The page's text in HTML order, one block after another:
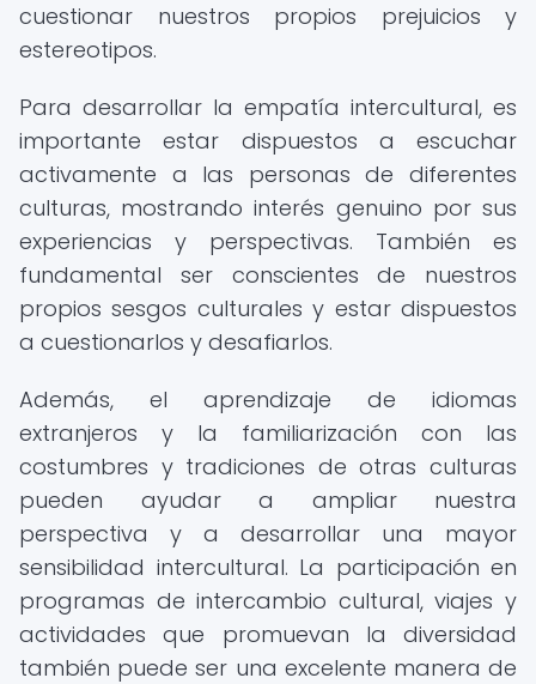
cuestionar nuestros propios prejuicios y
estereotipos.
Para desarrollar la empatía intercultural, es
importante estar dispuestos a escuchar
activamente a las personas de diferentes
culturas, mostrando interés genuino por sus
experiencias y perspectivas. También es
fundamental ser conscientes de nuestros
propios sesgos culturales y estar dispuestos
a cuestionarlos y desafiarlos.
Además, el aprendizaje de idiomas
extranjeros y la familiarización con las
costumbres y tradiciones de otras culturas
pueden ayudar a ampliar nuestra
perspectiva y a desarrollar una mayor
sensibilidad intercultural. La participación en
programas de intercambio cultural, viajes y
actividades que promuevan la diversidad
también puede ser una excelente manera de